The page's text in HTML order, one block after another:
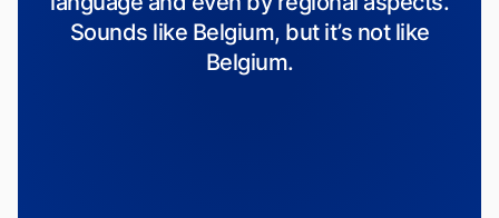
Sounds like Belgium, but it’s not like
Belgium.